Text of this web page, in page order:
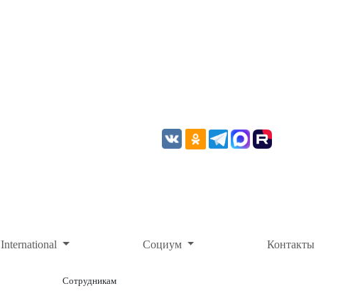
International Социум Контакты
Сотрудникам